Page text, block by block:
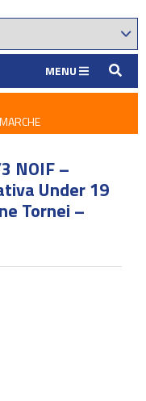
MENU
NOIF –
Under 19
Tornei –